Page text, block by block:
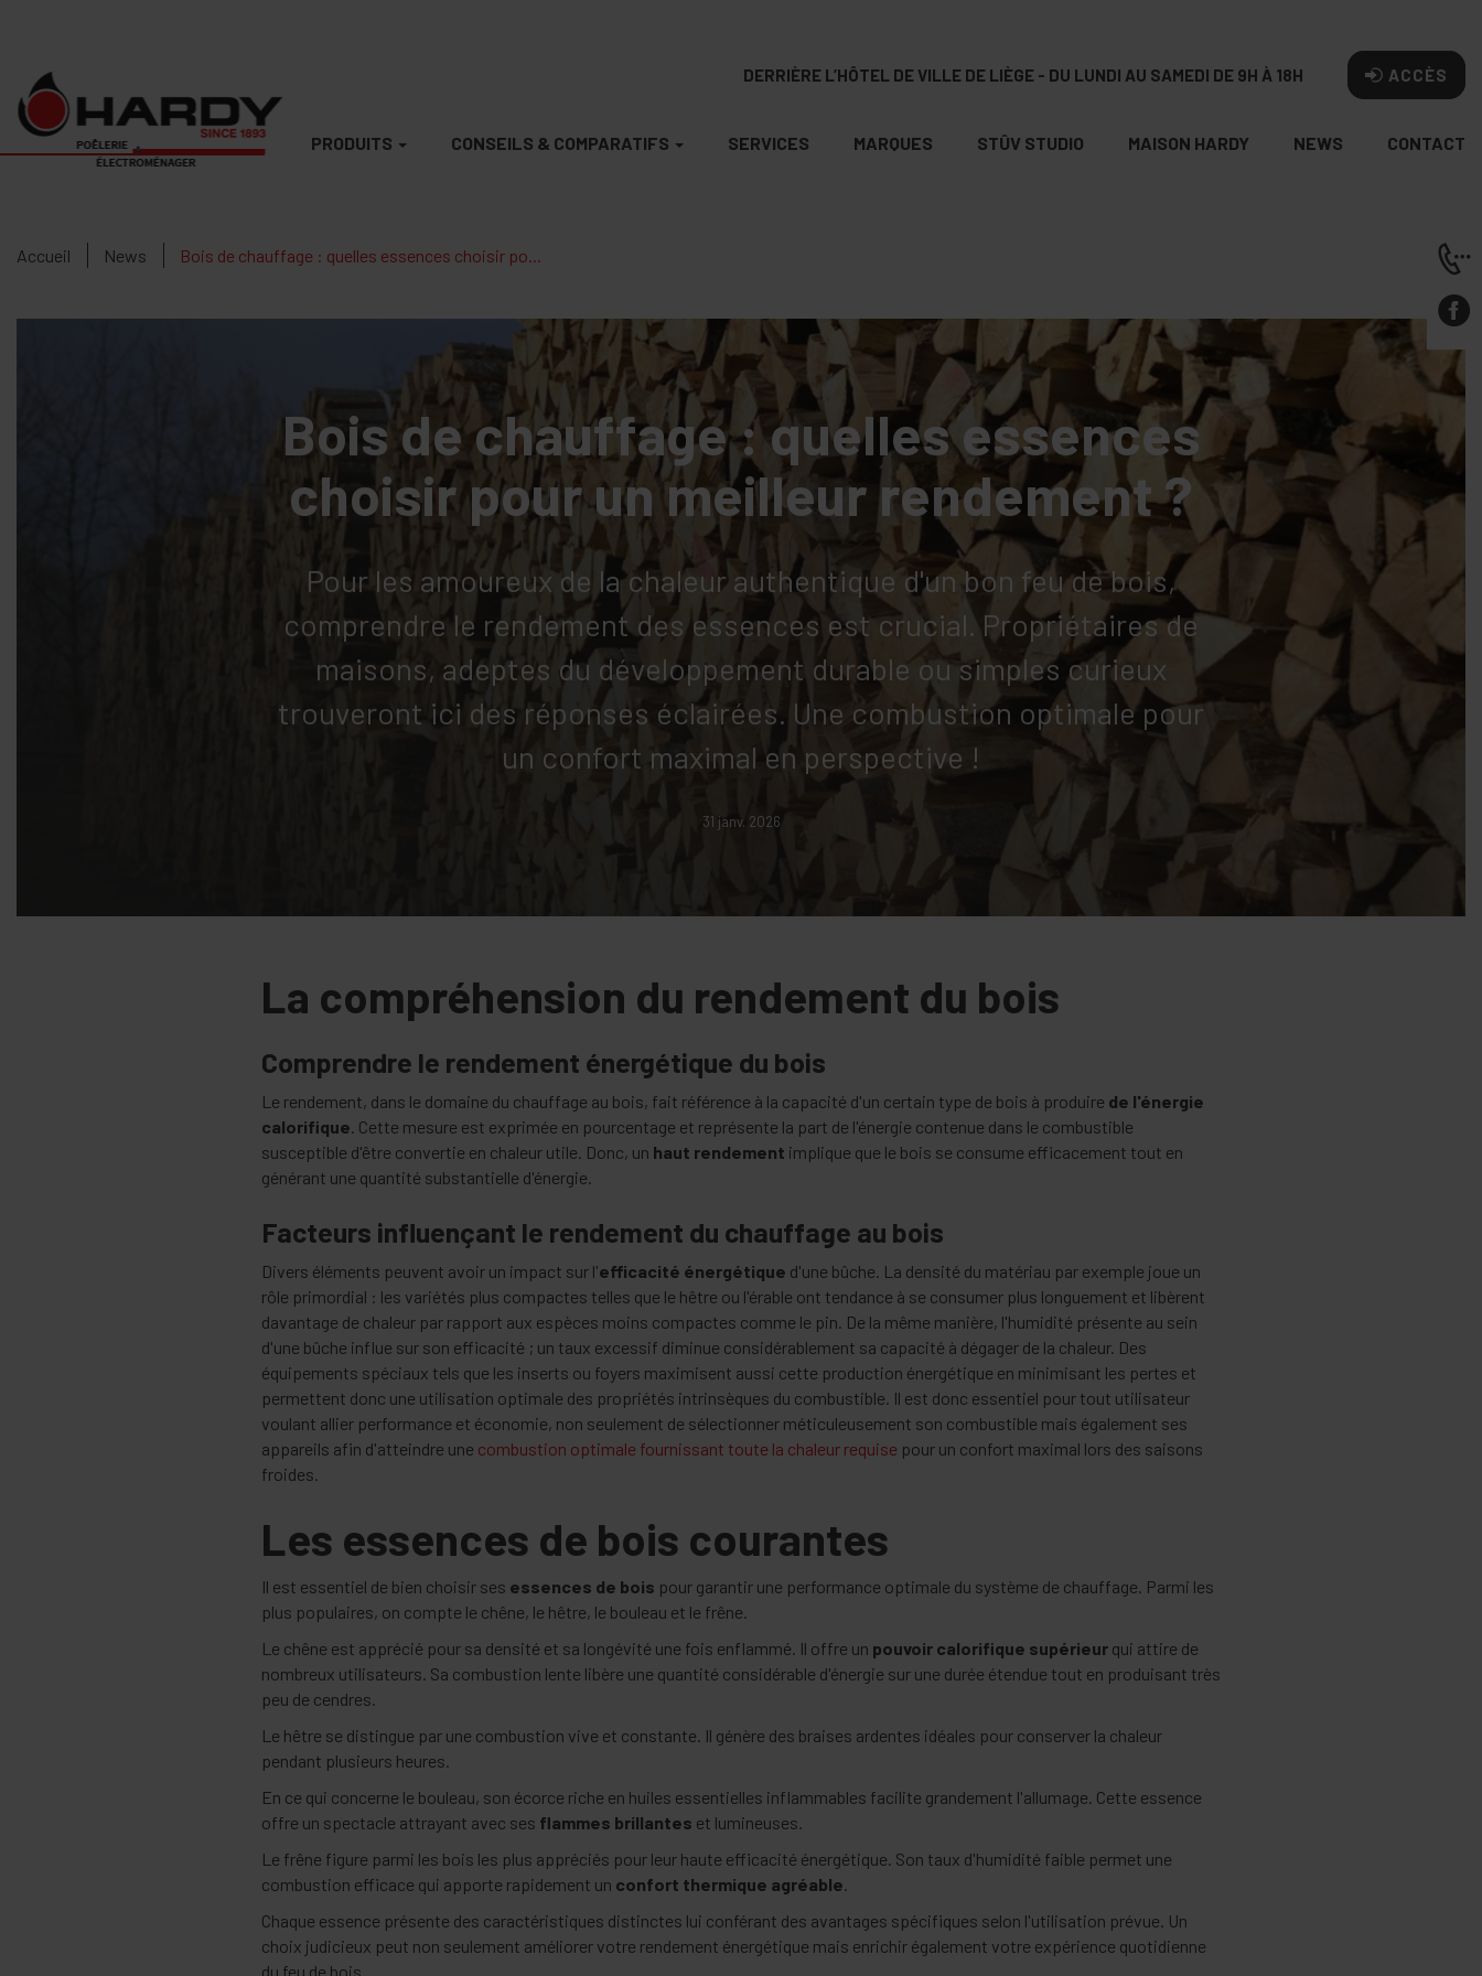
DERRIÈRE L’HÔTEL DE VILLE DE LIÈGE - DU LUNDI AU SAMEDI DE 9H À 18H ACCÈS
PRODUITS CONSEILS & COMPARATIFS SERVICES MARQUES STÛV STUDIO MAISON HARDY NEWS CONTACT
Accueil News Bois de chauffage : quelles essences choisir po...
Bois de chauffage : quelles essences
choisir pour un meilleur rendement ?
Pour les amoureux de la chaleur authentique d'un bon feu de bois,
comprendre le rendement des essences est crucial. Propriétaires de
maisons, adeptes du développement durable ou simples curieux
trouveront ici des réponses éclairées. Une combustion optimale pour
un confort maximal en perspective !
31 janv. 2026
La compréhension du rendement du bois
Comprendre le rendement énergétique du bois
Le rendement, dans le domaine du chauffage au bois, fait référence à la capacité d'un certain type de bois à produire de l'énergie
calorifique. Cette mesure est exprimée en pourcentage et représente la part de l'énergie contenue dans le combustible
susceptible d'être convertie en chaleur utile. Donc, un haut rendement implique que le bois se consume efficacement tout en
générant une quantité substantielle d'énergie.
Facteurs influençant le rendement du chauffage au bois
Divers éléments peuvent avoir un impact sur l'efficacité énergétique d'une bûche. La densité du matériau par exemple joue un
rôle primordial : les variétés plus compactes telles que le hêtre ou l'érable ont tendance à se consumer plus longuement et libèrent
davantage de chaleur par rapport aux espèces moins compactes comme le pin. De la même manière, l'humidité présente au sein
d'une bûche influe sur son efficacité ; un taux excessif diminue considérablement sa capacité à dégager de la chaleur. Des
équipements spéciaux tels que les inserts ou foyers maximisent aussi cette production énergétique en minimisant les pertes et
permettent donc une utilisation optimale des propriétés intrinsèques du combustible. Il est donc essentiel pour tout utilisateur
voulant allier performance et économie, non seulement de sélectionner méticuleusement son combustible mais également ses
appareils afin d'atteindre une combustion optimale fournissant toute la chaleur requise pour un confort maximal lors des saisons
froides.
Les essences de bois courantes
Il est essentiel de bien choisir ses essences de bois pour garantir une performance optimale du système de chauffage. Parmi les
plus populaires, on compte le chêne, le hêtre, le bouleau et le frêne.
Le chêne est apprécié pour sa densité et sa longévité une fois enflammé. Il offre un pouvoir calorifique supérieur qui attire de
nombreux utilisateurs. Sa combustion lente libère une quantité considérable d'énergie sur une durée étendue tout en produisant très
peu de cendres.
Le hêtre se distingue par une combustion vive et constante. Il génère des braises ardentes idéales pour conserver la chaleur
pendant plusieurs heures.
En ce qui concerne le bouleau, son écorce riche en huiles essentielles inflammables facilite grandement l'allumage. Cette essence
offre un spectacle attrayant avec ses flammes brillantes et lumineuses.
Le frêne figure parmi les bois les plus appréciés pour leur haute efficacité énergétique. Son taux d'humidité faible permet une
combustion efficace qui apporte rapidement un confort thermique agréable.
Chaque essence présente des caractéristiques distinctes lui conférant des avantages spécifiques selon l'utilisation prévue. Un
choix judicieux peut non seulement améliorer votre rendement énergétique mais enrichir également votre expérience quotidienne
du feu de bois.